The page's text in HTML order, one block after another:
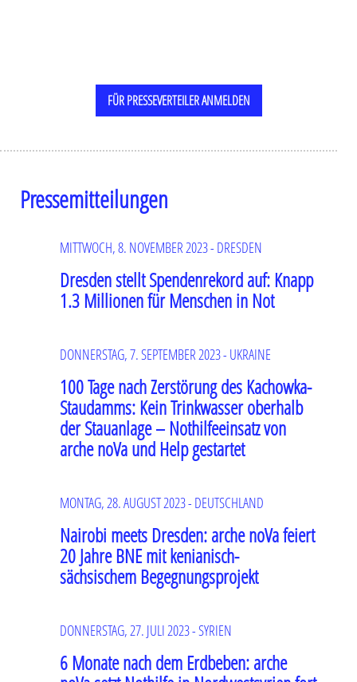
FÜR PRESSEVERTEILER ANMELDEN
Pressemitteilungen
MITTWOCH, 8. NOVEMBER 2023 - DRESDEN
Dresden stellt Spendenrekord auf: Knapp
1.3 Millionen für Menschen in Not
DONNERSTAG, 7. SEPTEMBER 2023 - UKRAINE
100 Tage nach Zerstörung des Kachowka-
Staudamms: Kein Trinkwasser oberhalb
der Stauanlage – Nothilfeeinsatz von
arche noVa und Help gestartet
MONTAG, 28. AUGUST 2023 - DEUTSCHLAND
Nairobi meets Dresden: arche noVa feiert
20 Jahre BNE mit kenianisch-
sächsischem Begegnungsprojekt
DONNERSTAG, 27. JULI 2023 - SYRIEN
6 Monate nach dem Erdbeben: arche